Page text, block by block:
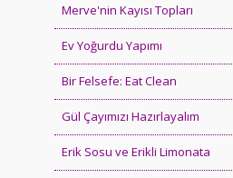
Merve'nin Kayısı Topları
Ev Yoğurdu Yapımı
Bir Felsefe: Eat Clean
Gül Çayımızı Hazırlayalım
Erik Sosu ve Erikli Limonata